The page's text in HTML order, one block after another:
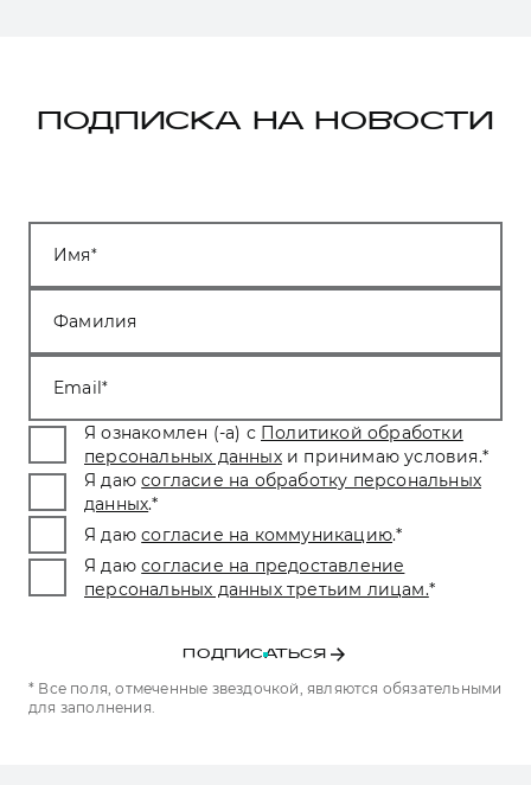
ПОДПИСКА НА НОВОСТИ
Имя
Фамилия
Email
Я ознакомлен (-а) с Политикой обработки
персональных данных и принимаю условия.*
Я даю согласие на обработку персональных
данных.*
Я даю согласие на коммуникацию.*
Я даю согласие на предоставление
персональных данных третьим лицам.*
ПОДПИСАТЬСЯ
* Все поля, отмеченные звездочкой, являются обязательными
для заполнения.